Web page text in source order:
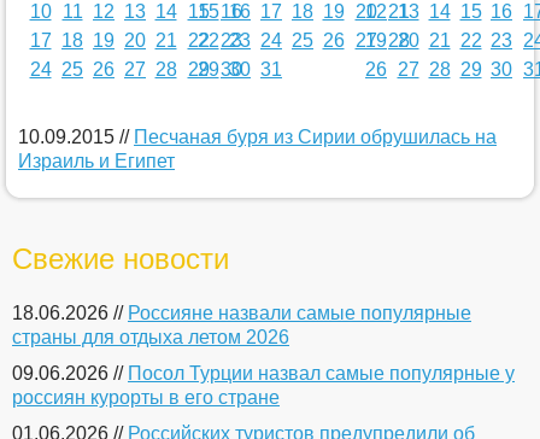
10
11 12 13 14 15
16
17 18 19 20 21 22
23
24 25 26 27 28 29 30
15 16 17 18 19 20
21
22 23 24 25 26 27
28
29 30 31
12 13 14 15 16
19 20 21 22 23
26 27 28 29 30
10.09.2015 // Песчаная буря из Сирии обрушилась на
Израиль и Египет
Свежие новости
18.06.2026 // Россияне назвали самые популярные
страны для отдыха летом 2026
09.06.2026 // Посол Турции назвал самые популярные у
россиян курорты в его стране
01.06.2026 // Российских туристов предупредили об